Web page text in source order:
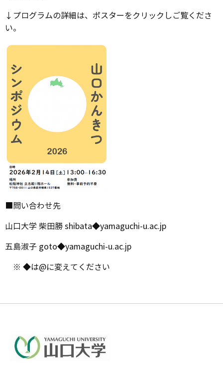
↓プログラムの詳細は、ポスターをクリックしご覧くださ
い。
■問い合わせ先
山口大学 柴田勝 shibata◆yamaguchi-u.ac.jp
五島淑子 goto◆yamaguchi-u.ac.jp
※ ◆は@に変えてください